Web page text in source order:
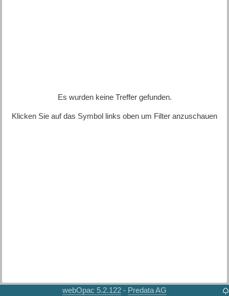
Es wurden keine Treffer gefunden.
Klicken Sie auf das Symbol links oben um Filter anzuschauen
webOpac 5.2.122 - Predata AG